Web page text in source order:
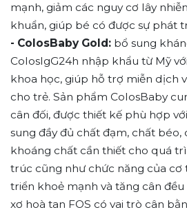
mạnh, giảm các nguy cơ lây
khuẩn, giúp bé có được sự phát
- ColosBaby Gold: bổ sung
ColosIgG24h nhập khẩu từ Mỹ
khoa học, giúp hỗ trợ miễn dịch
cho trẻ. Sản phẩm ColosBaby
cân đối, được thiết kế phù hợp
sung đầy đủ chất đạm, chất béo,
khoáng chất cần thiết cho quá
trúc cũng như chức năng của cơ
triển khoẻ mạnh và tăng cân
xơ hoà tan FOS có vai trò cân